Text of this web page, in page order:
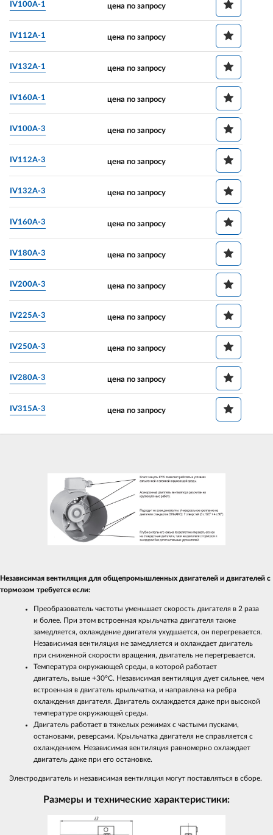
IV100A-1 цена по запросу
IV112A-1 цена по запросу
IV132A-1 цена по запросу
IV160A-1 цена по запросу
IV100A-3 цена по запросу
IV112A-3 цена по запросу
IV132A-3 цена по запросу
IV160A-3 цена по запросу
IV180A-3 цена по запросу
IV200A-3 цена по запросу
IV225A-3 цена по запросу
IV250A-3 цена по запросу
IV280A-3 цена по запросу
IV315A-3 цена по запросу
Независимая вентиляция для общепромышленных двигателей и двигателей с
тормозом требуется если:
Преобразователь частоты уменьшает скорость двигателя в 2 раза
и более. При этом встроенная крыльчатка двигателя также
замедляется, охлаждение двигателя ухудшается, он перегревается.
Независимая вентиляция не замедляется и охлаждает двигатель
при сниженной скорости вращения, двигатель не перегревается.
Температура окружающей среды, в которой работает
двигатель, выше +30°С. Независимая вентиляция дует сильнее, чем
встроенная в двигатель крыльчатка, и направлена на ребра
охлаждения двигателя. Двигатель охлаждается даже при высокой
температуре окружающей среды.
Двигатель работает в тяжелых режимах с частыми пусками,
остановами, реверсами. Крыльчатка двигателя не справляется с
охлаждением. Независимая вентиляция равномерно охлаждает
двигатель даже при его остановке.
Электродвигатель и независимая вентиляция могут поставляться в сборе.
Размеры и технические характеристики: